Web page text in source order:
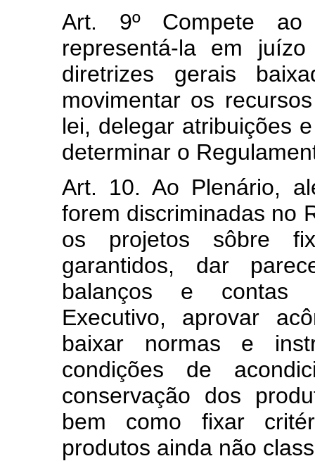
Art. 9º Compete ao
representá-la em
diretrizes gerais
movimentar os
lei, delegar atribuições
determinar o
Art. 10. Ao Plenário,
forem discriminadas no
os projetos sôbre
garantidos, dar
balanços e contas
Executivo, aprovar
baixar normas e
condições de
conservação dos
bem como fixar
produtos ainda não